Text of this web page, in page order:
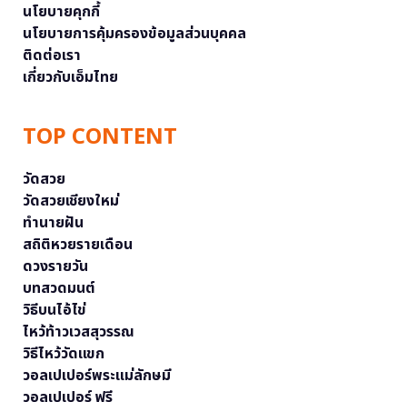
นโยบายคุกกี้
นโยบายการคุ้มครองข้อมูลส่วนบุคคล
ติดต่อเรา
เกี่ยวกับเอ็มไทย
TOP CONTENT
วัดสวย
วัดสวยเชียงใหม่
ทำนายฝัน
สถิติหวยรายเดือน
ดวงรายวัน
บทสวดมนต์
วิธีบนไอ้ไข่
ไหว้ท้าวเวสสุวรรณ
วิธีไหว้วัดแขก
วอลเปเปอร์พระแม่ลักษมี
วอลเปเปอร์ ฟรี